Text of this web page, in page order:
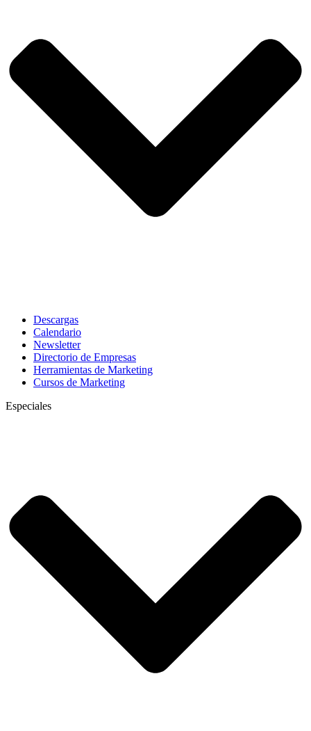
Descargas
Calendario
Newsletter
Directorio de Empresas
Herramientas de Marketing
Cursos de Marketing
Especiales